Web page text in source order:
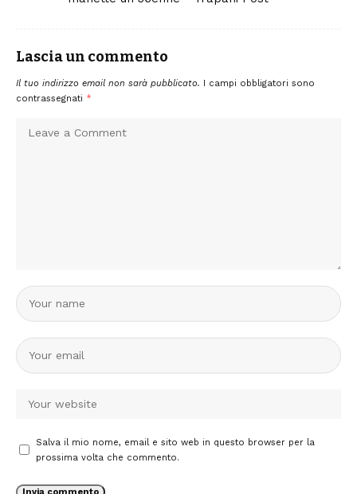
Lascia un commento
Il tuo indirizzo email non sarà pubblicato. I campi obbligatori sono
contrassegnati *
Salva il mio nome, email e sito web in questo browser per la
prossima volta che commento.